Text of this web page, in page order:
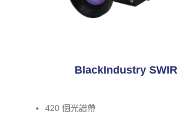
BlackIndustry SWIR
420 個光譜帶